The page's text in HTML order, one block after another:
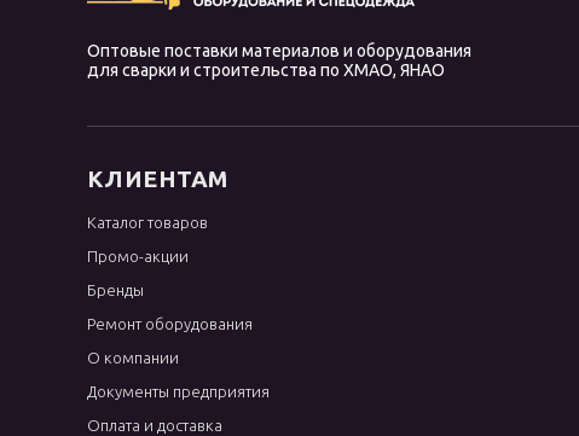
Оптовые поставки материалов и оборудования
для сварки и строительства по ХМАО, ЯНАО
КЛИЕНТАМ
Каталог товаров
Промо-акции
Бренды
Ремонт оборудования
О компании
Документы предприятия
Оплата и доставка